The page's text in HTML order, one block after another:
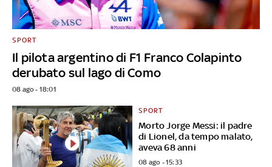
Il pilota argentino di F1 Franco Colapinto
derubato sul lago di Como
SPORT
08 ago - 18:01
Morto Jorge Messi: il padre
di Lionel, da tempo malato,
aveva 68 anni
SPORT
08 ago - 15:33